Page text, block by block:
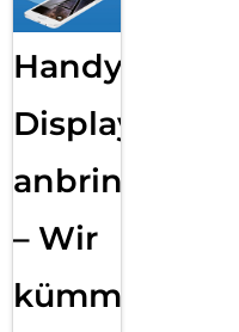
Handy
Displayfolie
anbringen
– Wir
kümmern